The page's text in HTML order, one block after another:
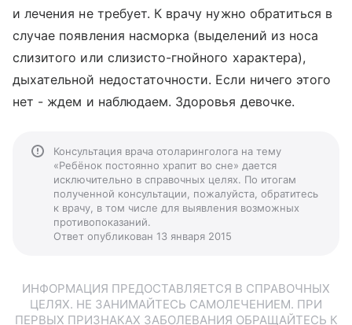
и лечения не требует. К врачу нужно обратиться в
случае появления насморка (выделений из носа
слизитого или слизисто-гнойного характера),
дыхательной недостаточности. Если ничего этого
нет - ждем и наблюдаем. Здоровья девочке.
Консультация врача отоларинголога на тему
«Ребёнок постоянно храпит во сне» дается
исключительно в справочных целях. По итогам
полученной консультации, пожалуйста, обратитесь
к врачу, в том числе для выявления возможных
противопоказаний.
Ответ опубликован 13 января 2015
ИНФОРМАЦИЯ ПРЕДОСТАВЛЯЕТСЯ В СПРАВОЧНЫХ
ЦЕЛЯХ. НЕ ЗАНИМАЙТЕСЬ САМОЛЕЧЕНИЕМ. ПРИ
ПЕРВЫХ ПРИЗНАКАХ ЗАБОЛЕВАНИЯ ОБРАЩАЙТЕСЬ К